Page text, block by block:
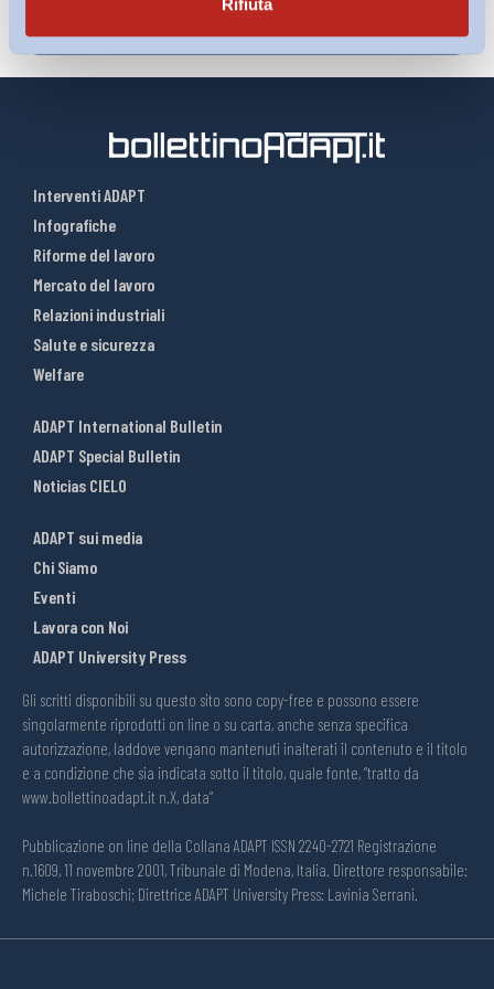
Rifiuta
Interventi ADAPT
Infografiche
Riforme del lavoro
Mercato del lavoro
Relazioni industriali
Salute e sicurezza
Welfare
ADAPT International Bulletin
ADAPT Special Bulletin
Noticias CIELO
ADAPT sui media
Chi Siamo
Eventi
Lavora con Noi
ADAPT University Press
Gli scritti disponibili su questo sito sono copy-free e possono essere
singolarmente riprodotti on line o su carta, anche senza specifica
autorizzazione, laddove vengano mantenuti inalterati il contenuto e il titolo
e a condizione che sia indicata sotto il titolo, quale fonte, “tratto da
www.bollettinoadapt.it n.X, data“
Pubblicazione on line della Collana ADAPT ISSN 2240-2721 Registrazione
n.1609, 11 novembre 2001, Tribunale di Modena, Italia. Direttore responsabile:
Michele Tiraboschi; Direttrice ADAPT University Press: Lavinia Serrani.